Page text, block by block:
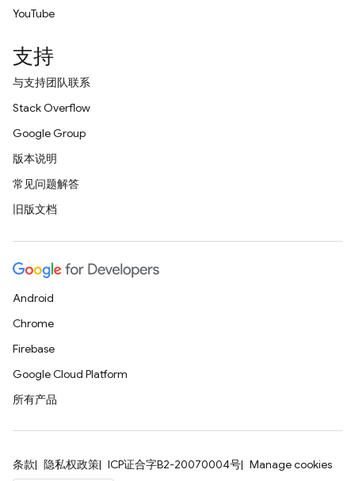
YouTube
支持
与支持团队联系
Stack Overflow
Google Group
版本说明
常见问题解答
旧版文档
Android
Chrome
Firebase
Google Cloud Platform
所有产品
条款 隐私权政策 ICP证合字B2-20070004号 Manage cookies